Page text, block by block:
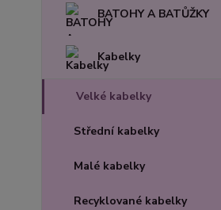
BATOHY A BATŮŽKY
Kabelky
Velké kabelky
Střední kabelky
Malé kabelky
Recyklované kabelky